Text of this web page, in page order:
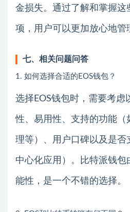
金损失。通过了解和掌握这
项，用户可以更加放心地管
七、相关问题问答
1. 如何选择合适的EOS钱包？
选择EOS钱包时，需要考虑
性、易用性、支持的功能（
理等）、用户口碑以及是否
中心化应用）。比特派钱包
能性，是一个不错的选择。